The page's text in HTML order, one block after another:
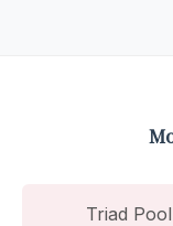
Triad Pool